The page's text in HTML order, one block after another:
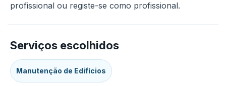
profissional ou registe-se como profissional.
Serviços escolhidos
Manutenção de Edifícios